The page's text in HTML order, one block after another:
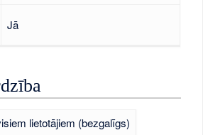
Jā
lietotājiem (bezgalīgs)